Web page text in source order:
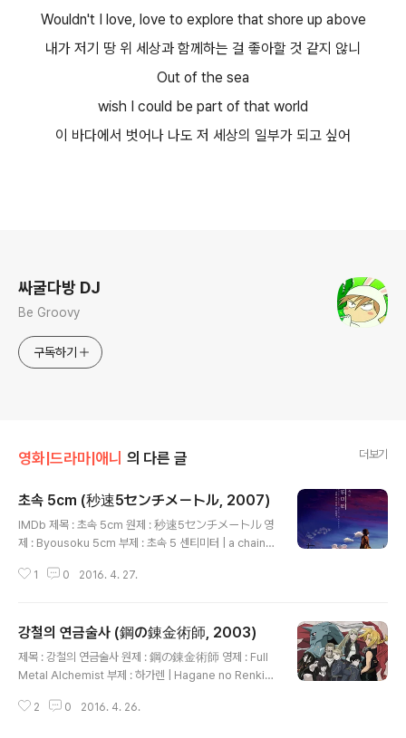
Wouldn't I love, love to explore that shore up above
내가 저기 땅 위 세상과 함께하는 걸 좋아할 것 같지 않니
Out of the sea
wish I could be part of that world
이 바다에서 벗어나 나도 저 세상의 일부가 되고 싶어
싸굴다방 DJ
Be Groovy
구독하기
영화|드라마|애니 의 다른 글 더보기
초속 5cm (秒速5センチメートル, 2007)
IMDb 제목 : 초속 5cm 원제 : 秒速5センチメートル 영
제 : Byousoku 5cm 부제 : 초속 5 센티미터 | a chain o
마코토 (新海誠) 각본 : 신카이 마코토 (新海誠) 제작 : 코
BA등급 : BA-13 (13세이상) 구분 : Movie 총화수 : 60
분 X 1회 제작국 : 일본 Yamazaki Masayoshi - One
more time One more chance これ以上 何を失え
로와 유루사레루노 이 이상 무엇..
1 0 2016. 4. 27.
강철의 연금술사 (鋼の錬金術師, 2003)
제목 : 강철의 연금술사 원제 : 鋼の錬金術師 영제 : Full
Metal Alchemist 부제 : 하가렌 | Hagane no Renkinj
카와 히로무 (荒川弘) 각본 : 아이카와 쇼 (會川昇) (아이
2 0 2016. 4. 26.